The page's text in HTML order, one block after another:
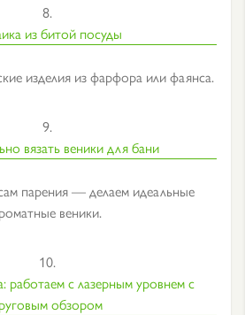
8.
из битой посуды
изделия из фарфора или фаянса.
9.
вязать веники для бани
парения — делаем идеальные
веники.
10.
работаем с лазерным уровнем с
обзором